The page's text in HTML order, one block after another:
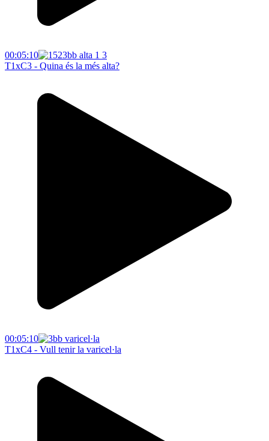
00:05:10
T1xC3 - Quina és la més alta?
00:05:10
T1xC4 - Vull tenir la varicel·la